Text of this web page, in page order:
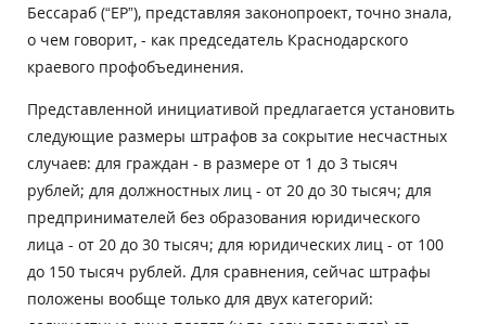
Бессараб (“ЕР”), представляя законопроект, точно знала,
о чем говорит, - как председатель Краснодарского
краевого профобъединения.
Представленной инициативой предлагается установить
следующие размеры штрафов за сокрытие несчастных
случаев: для граждан - в размере от 1 до 3 тысяч
рублей; для должностных лиц - от 20 до 30 тысяч; для
предпринимателей без образования юридического
лица - от 20 до 30 тысяч; для юридических лиц - от 100
до 150 тысяч рублей. Для сравнения, сейчас штрафы
положены вообще только для двух категорий: